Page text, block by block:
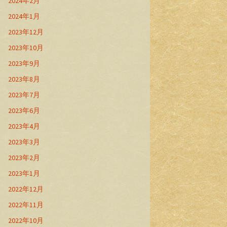
2024年1月
2023年12月
2023年10月
2023年9月
2023年8月
2023年7月
2023年6月
2023年4月
2023年3月
2023年2月
2023年1月
2022年12月
2022年11月
2022年10月